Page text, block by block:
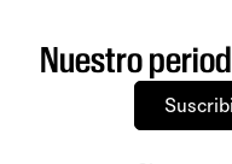
Nuestro